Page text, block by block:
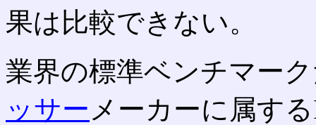
果は比較できない。
業界の標準ベンチマー
ッサー メーカーに属す